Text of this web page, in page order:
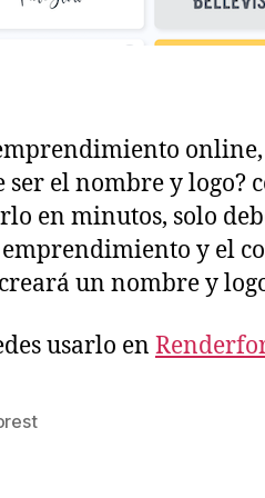
ser el nombre y logo?
en minutos, solo
y el
un nombre y
usarlo en